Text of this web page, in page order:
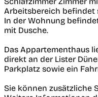
Arbeitsbereich befindet
In der Wohnung
mit Dusche.
Das Appartementhaus
direkt an der Lister
Parkplatz sowie ein
Sie können zusätzliche